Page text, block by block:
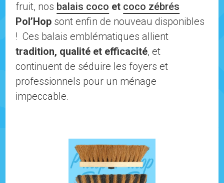
fruit, nos balais coco et coco zébrés
Pol’Hop sont enfin de nouveau disponibles
! Ces balais emblématiques allient
tradition, qualité et efficacité, et
continuent de séduire les foyers et
professionnels pour un ménage
impeccable.